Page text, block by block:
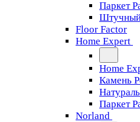
Паркет
Штучный
Floor Factor
Home Expert
Home
Камень
Паркет
Norland